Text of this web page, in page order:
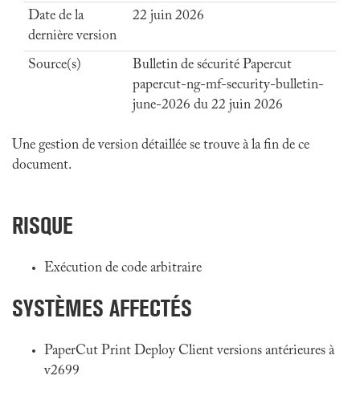
Date de la
dernière version
22 juin 2026
Source(s)
Bulletin de sécurité Papercut
papercut-ng-mf-security-bulletin-
june-2026 du 22 juin 2026
Une gestion de version détaillée se trouve à la fin de ce
document.
RISQUE
Exécution de code arbitraire
SYSTÈMES AFFECTÉS
PaperCut Print Deploy Client versions antérieures à
v2699